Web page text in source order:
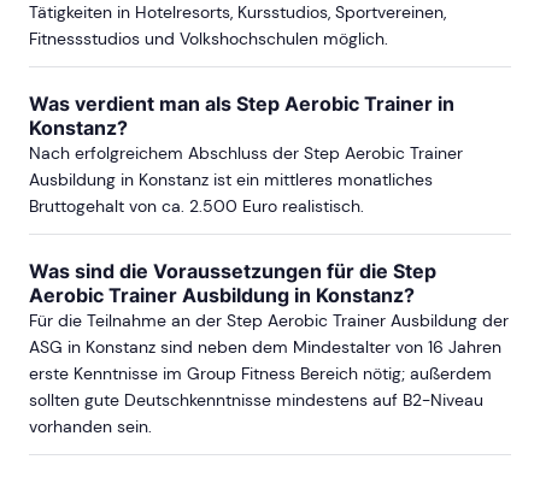
Tätigkeiten in Hotelresorts, Kursstudios, Sportvereinen,
Fitnessstudios und Volkshochschulen möglich.
Was verdient man als Step Aerobic Trainer in
Konstanz?
Nach erfolgreichem Abschluss der Step Aerobic Trainer
Ausbildung in Konstanz ist ein mittleres monatliches
Bruttogehalt von ca. 2.500 Euro realistisch.
Was sind die Voraussetzungen für die Step
Aerobic Trainer Ausbildung in Konstanz?
Für die Teilnahme an der Step Aerobic Trainer Ausbildung der
ASG in Konstanz sind neben dem Mindestalter von 16 Jahren
erste Kenntnisse im Group Fitness Bereich nötig; außerdem
sollten gute Deutschkenntnisse mindestens auf B2-Niveau
vorhanden sein.